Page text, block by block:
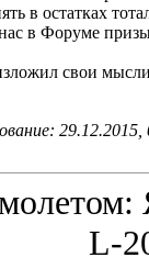
в остатках
в Форуме
свои